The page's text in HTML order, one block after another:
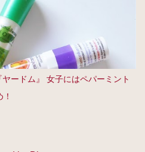
ードム』 女子にはペパーミント